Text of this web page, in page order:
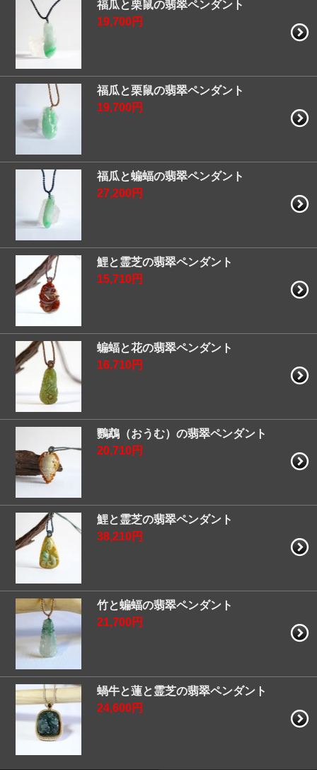
福瓜と栗鼠の翡翠ペンダント
19,700円
福瓜と栗鼠の翡翠ペンダント
19,700円
福瓜と蝙蝠の翡翠ペンダント
27,200円
鯉と霊芝の翡翠ペンダント
15,710円
蝙蝠と花の翡翠ペンダント
16,710円
鸚鵡（おうむ）の翡翠ペンダント
20,710円
鯉と霊芝の翡翠ペンダント
38,210円
竹と蝙蝠の翡翠ペンダント
21,700円
蝸牛と蓮と霊芝の翡翠ペンダント
24,600円